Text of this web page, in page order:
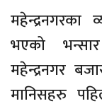
महेन्द्रनगरका
भएको
महेन्द्रनगर
मानिसहरु